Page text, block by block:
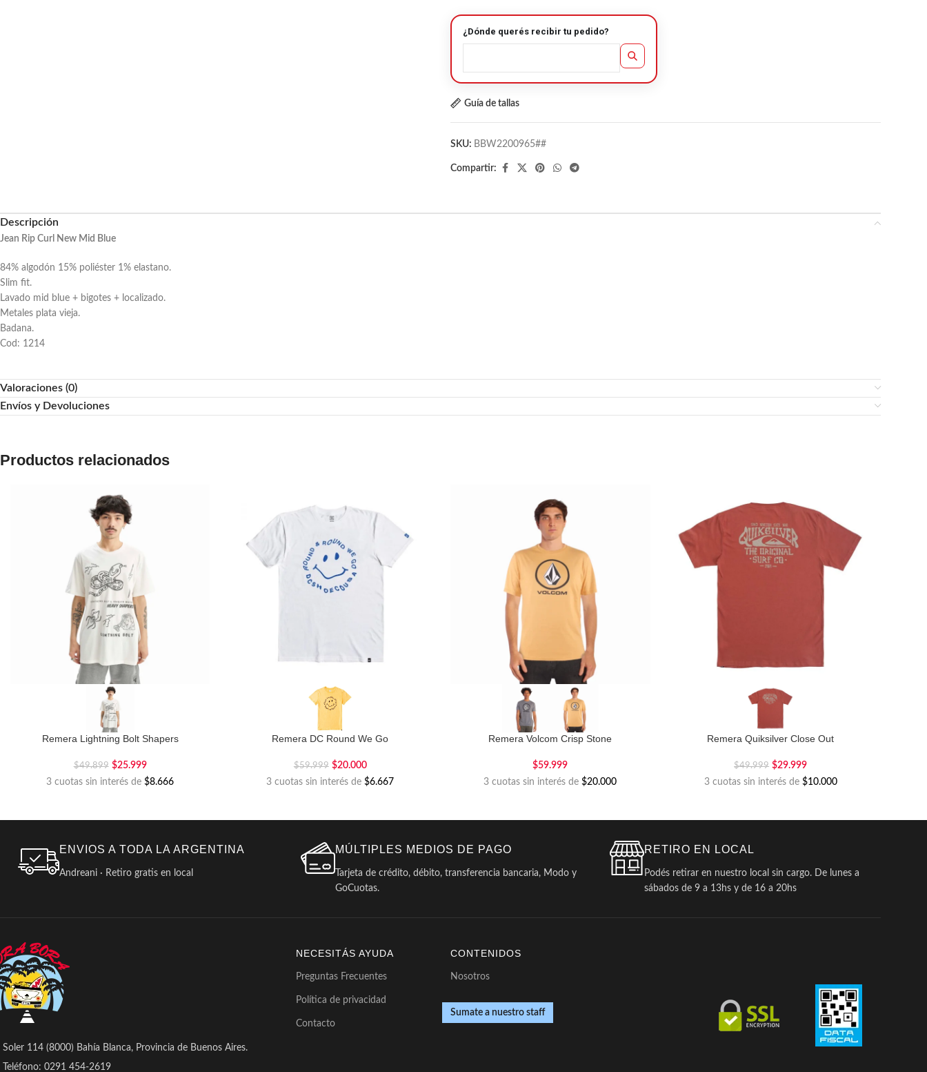
¿Dónde querés recibir tu pedido?
Guía de tallas
SKU: BBW2200965##
Compartir:
Descripción
Jean Rip Curl New Mid Blue
84% algodón 15% poliéster 1% elastano.
Slim fit.
Lavado mid blue + bigotes + localizado.
Metales plata vieja.
Badana.
Cod: 1214
Valoraciones (0)
Envíos y Devoluciones
Productos relacionados
Remera Lightning Bolt Shapers
$49.899 $25.999
3 cuotas sin interés de$8.666
Remera DC Round We Go
$59.999 $20.000
3 cuotas sin interés de$6.667
Remera Volcom Crisp Stone
$59.999
3 cuotas sin interés de$20.000
Remera Quiksilver Close Out
$49.999 $29.999
3 cuotas sin interés de $10.000
ENVIOS A TODA LA ARGENTINA
Andreani · Retiro gratis en local
MÚLTIPLES MEDIOS DE PAGO
Tarjeta de crédito, débito, transferencia bancaria, Modo y
GoCuotas.
RETIRO EN LOCAL
Podés retirar en nuestro local sin cargo. De lunes a
sábados de 9 a 13hs y de 16 a 20hs
Soler 114 (8000) Bahía Blanca, Provincia de Buenos Aires.
Teléfono: 0291 454-2619
NECESITÁS AYUDA
Preguntas Frecuentes
Política de privacidad
Contacto
CONTENIDOS
Nosotros
Sumate a nuestro staff